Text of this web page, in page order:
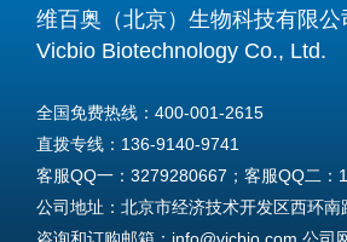
维百奥（北京）生物科技有限公
Vicbio Biotechnology Co., Ltd.
全国免费热线：400-001-2615
直拨专线：136-9140-9741
客服QQ一：3279280667；客服QQ二：
公司地址：北京市经济技术开发区西环